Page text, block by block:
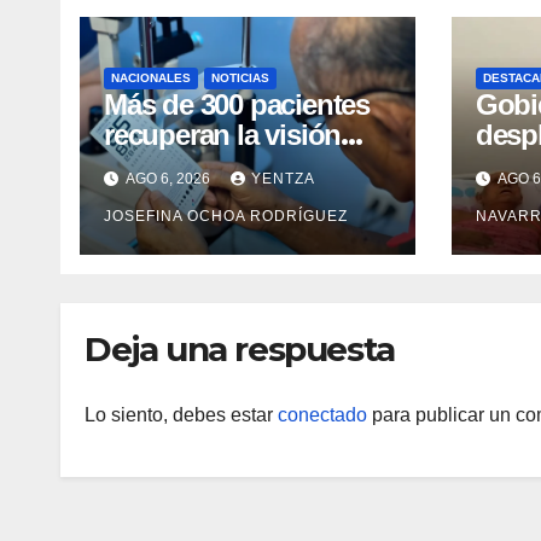
NACIONALES NOTICIAS
Más de 300 pacientes
recuperan la visión
con cirugías gratuitas
de cataratas en Zulia
AGO 6, 2026 YENTZA
JOSEFINA OCHOA RODRÍGUEZ
con
AGO
Deja una respuesta
Lo siento, debes estar conectado para publicar un